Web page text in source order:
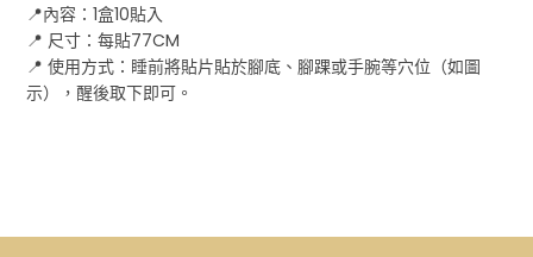
📍內容：1盒10貼入
📍 尺寸：每貼77CM
📍 使用方式：睡前將貼片貼於腳底、腳踝或手腕等穴位（如圖
示），醒後取下即可。